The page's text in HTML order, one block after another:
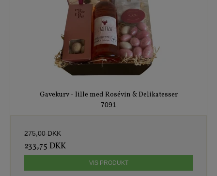
Gavekurv - lille med Rosévin & Delikatesser
7091
275,00 DKK
233,75 DKK
VIS PRODUKT